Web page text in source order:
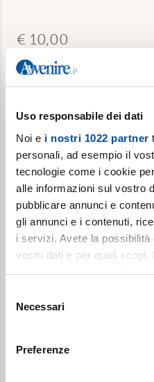
Uso responsabile dei dati
Noi e i nostri 1022 partner
personali, ad esempio il
tecnologie come i cookie
alle informazioni sul vostro
pubblicare annunci e
gli annunci e i contenuti,
i servizi. Avete la
vostri dati e per quali scopi.
privacy sono applicabili
modificare o revocare il
momento dalla
delNecessari
Preferenze
€ 10,00
Acquista
Abbonamento
Pop Up ogni primo
settembre a giugno) +